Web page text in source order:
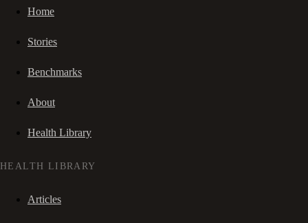
Home
Stories
Benchmarks
About
Health Library
HEALTH LIBRARY
Articles